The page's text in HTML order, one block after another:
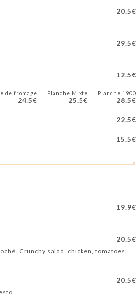
20.5€
29.5€
12.5€
de fromage
24.5€
Planche Mixte
25.5€
Planche 1900
28.5€
22.5€
15.5€
19.9€
20.5€
Crunchy salad, chicken, tomatoes,
20.5€